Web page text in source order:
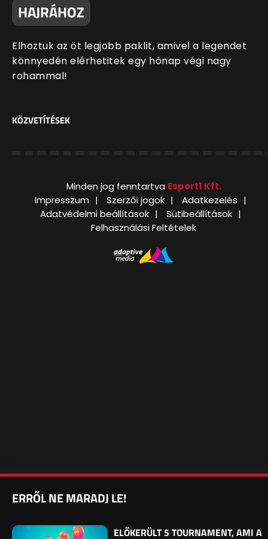
HAJRÁHOZ
Elhoztuk az öt legjobb paklit, amivel a legendet
könnyedén elérhetitek egy hónap végi nagy
rohammal!
KÖZVETÍTÉSEK
Minden jog fenntartva Esport1 Kft.
Impresszum
Szerzői jogok
Adatkezelés
Adatvédelmi beállítások
Sütibeállítások
Felhasználási Feltételek
ERRŐL NE MARADJ LE!
ELŐKERÜLT 5 TOURNAMENT, AMI A